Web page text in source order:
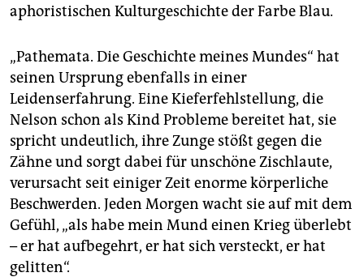
aphoristischen Kulturgeschichte der Farbe Blau.
„Pathemata. Die Geschichte meines Mundes“ hat
seinen Ursprung ebenfalls in einer
Leidenserfahrung. Eine Kieferfehlstellung, die
Nelson schon als Kind Probleme bereitet hat, sie
spricht undeutlich, ihre Zunge stößt gegen die
Zähne und sorgt dabei für unschöne Zischlaute,
verursacht seit einiger Zeit enorme körperliche
Beschwerden. Jeden Morgen wacht sie auf mit dem
Gefühl, „als habe mein Mund einen Krieg überlebt
– er hat aufbegehrt, er hat sich versteckt, er hat
gelitten“.